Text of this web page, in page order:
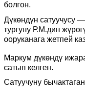
болгон.
Дүкөндүн
тургуну Р.М.дин
ооруканага жетпей
Маркум дүкөндү
сатып келген.
Сатуучуну